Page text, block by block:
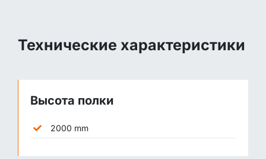
Технические характеристики
Высота полки
2000 mm